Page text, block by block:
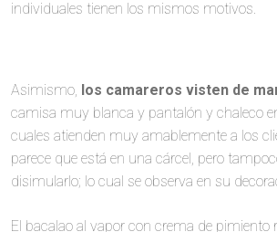
individuales tienen los mismos motivos.
Asimismo, los camareros visten de
camisa muy blanca y pantalón y chaleco
cuales atienden muy amablemente a los
parece que está en una cárcel, pero
disimularlo; lo cual se observa en su
El bacalao al vapor con crema de pimiento